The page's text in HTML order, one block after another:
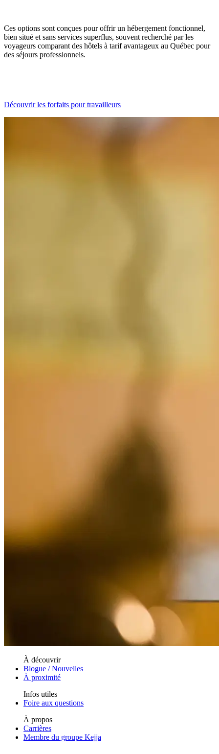
Ces options sont conçues pour offrir un hébergement fonctionnel,
bien situé et sans services superflus, souvent recherché par les
voyageurs comparant des hôtels à tarif avantageux au Québec pour
des séjours professionnels.
Découvrir les forfaits pour travailleurs
À découvrir
Blogue / Nouvelles
À proximité
Infos utiles
Foire aux questions
À propos
Carrières
Membre du groupe Kejja